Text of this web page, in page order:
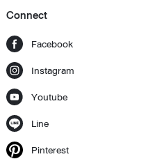
Connect
Facebook
Instagram
Youtube
Line
Pinterest